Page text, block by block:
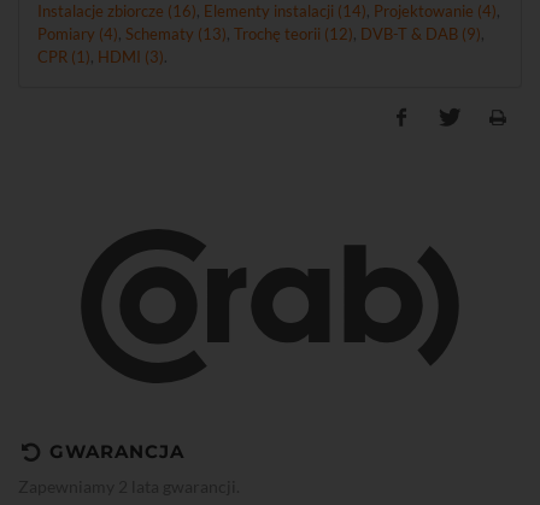
Instalacje zbiorcze (16) Elementy instalacji (14) Projektowanie (4)
Pomiary (4) Schematy (13) Trochę teorii (12) DVB-T & DAB (9)
CPR (1) HDMI (3)
GWARANCJA